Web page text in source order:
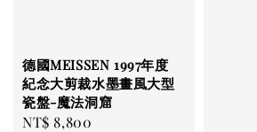
德國MEISSEN 1997年度
紀念大剪裁水墨畫風大型
瓷盤-魔法洞窟
Regular
NT$ 8,800